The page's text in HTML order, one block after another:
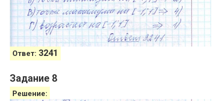
Ответ: 3241
Задание 8
Решение: